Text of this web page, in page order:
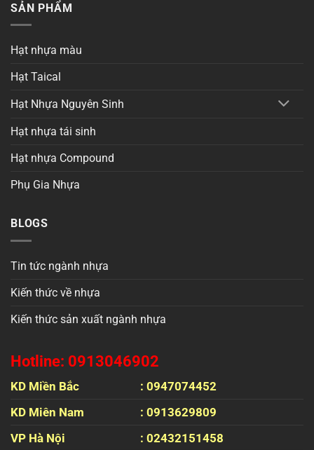
SẢN PHẨM
Hạt nhựa màu
Hạt Taical
Hạt Nhựa Nguyên Sinh
Hạt nhựa tái sinh
Hạt nhựa Compound
Phụ Gia Nhựa
BLOGS
Tin tức ngành nhựa
Kiến thức về nhựa
Kiến thức sản xuất ngành nhựa
Hotline: 0913046902
KD Miền Bắc
: 0947074452
KD Miên Nam
: 0913629809
VP Hà Nội
: 02432151458